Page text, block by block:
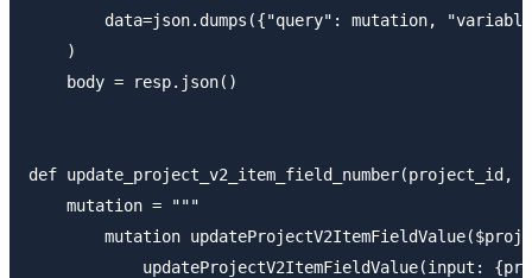
data=json.dumps({"query": mutation,
    )
    body = resp.json()
def
    mutation = """
mutation
updateProjectV2ItemFieldValue(input: